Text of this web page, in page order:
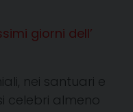
giorni dell’
nei santuari e
celebri almeno